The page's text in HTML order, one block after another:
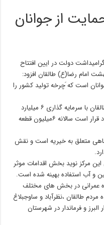
از جوانان
دولت در ایین افتتاح
امام رضا(ع) طالقان افزود:
است که َچرخه تولید کشور را
وی ادامه داد: مرکز تولید و پرورش ماهی طالقان با سرمایه گذاری ۶ میلیارد
تومان بهره برداری رسید و با ظرفیت موجود قرار است سالانه ۶میلیون قطعه
متعلق به خیریه است و نقش
مرکز نوید بخش اقدامات موثر
و آب استفاده بهینه شده است.
هفته گرامیداشت دولت ۱۷ پروژه عمرانی در بخش های مختلف
مردم طالقان ،نظرآباد و ساوجبلاغ
و فرماندار در شهرستان